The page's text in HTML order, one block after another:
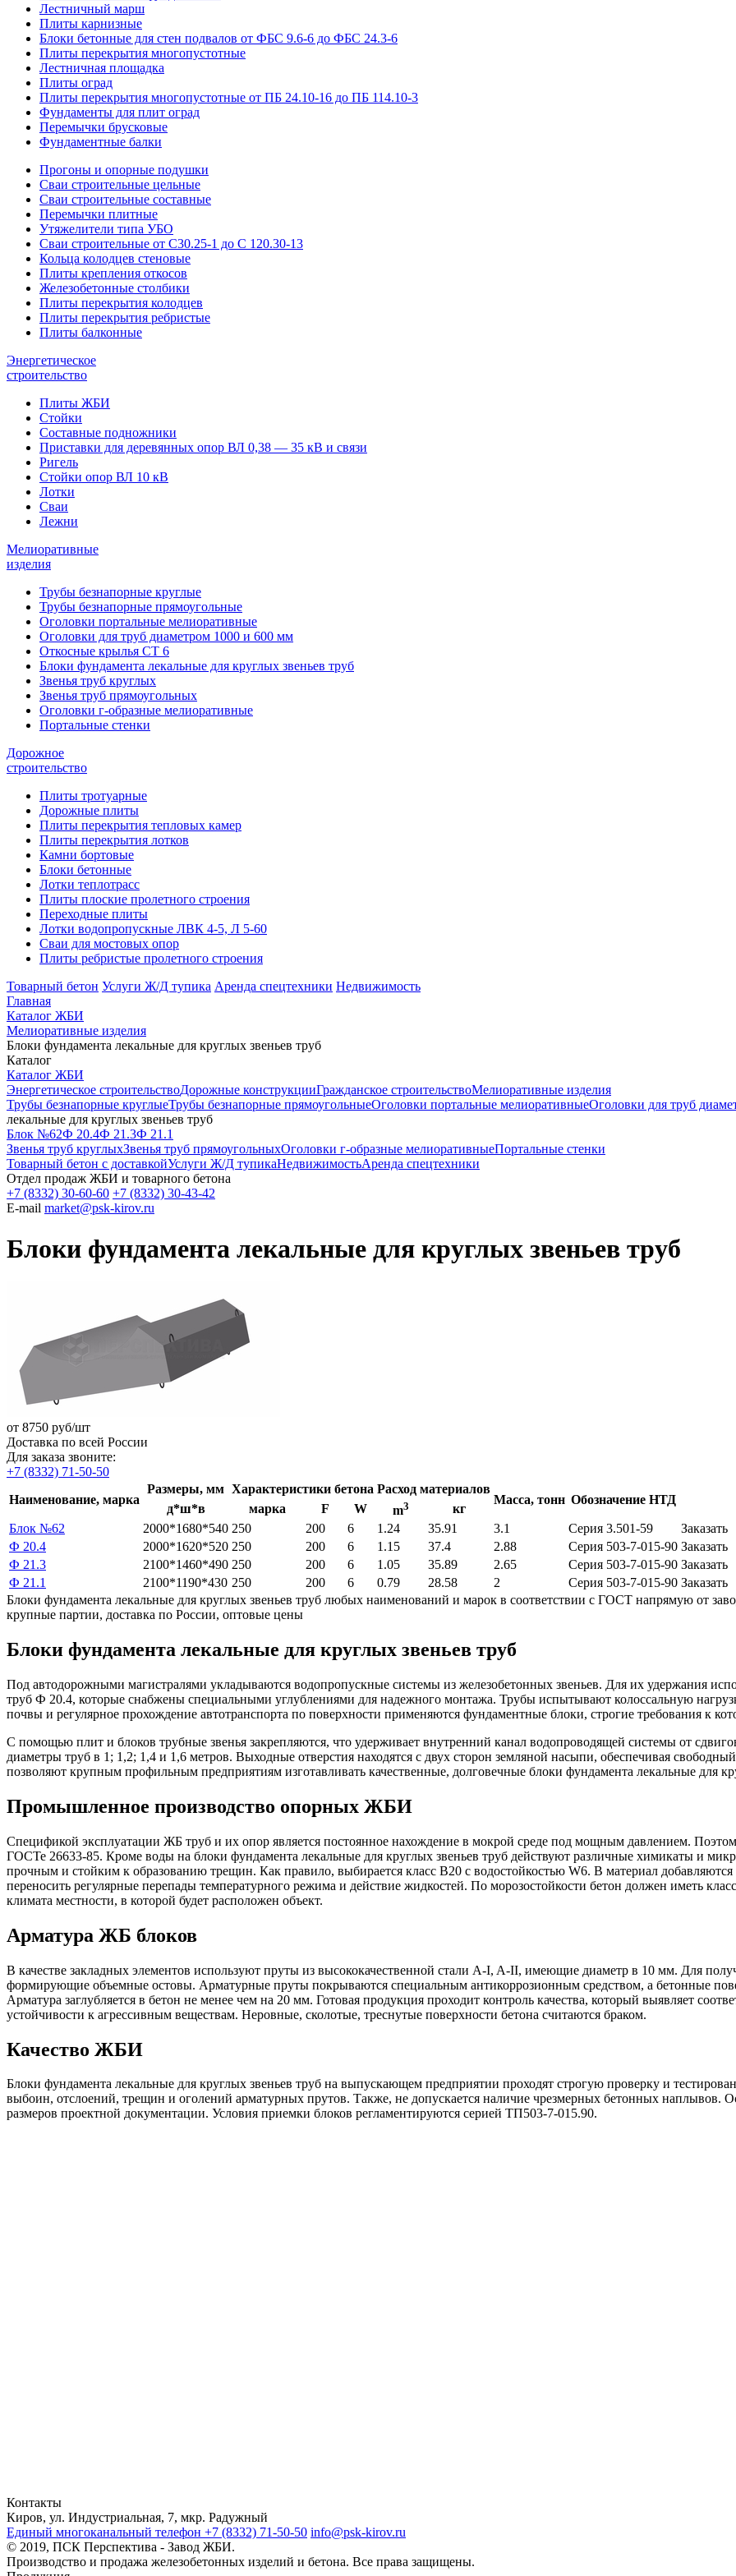
Лестничный марш
Плиты карнизные
Блоки бетонные для стен подвалов от ФБС 9.6-6 до ФБС 24.3-6
Плиты перекрытия многопустотные
Лестничная площадка
Плиты оград
Плиты перекрытия многопустотные от ПБ 24.10-16 до ПБ 114.10-3
Фундаменты для плит оград
Перемычки брусковые
Фундаментные балки
Прогоны и опорные подушки
Сваи строительные цельные
Сваи строительные составные
Перемычки плитные
Утяжелители типа УБО
Сваи строительные от С30.25-1 до С 120.30-13
Кольца колодцев стеновые
Плиты крепления откосов
Железобетонные столбики
Плиты перекрытия колодцев
Плиты перекрытия ребристые
Плиты балконные
Энергетическое
строительство
Плиты ЖБИ
Стойки
Составные подножники
Приставки для деревянных опор ВЛ 0,38 — 35 кВ и связи
Ригель
Стойки опор ВЛ 10 кВ
Лотки
Сваи
Лежни
Мелиоративные
изделия
Трубы безнапорные круглые
Трубы безнапорные прямоугольные
Оголовки портальные мелиоративные
Оголовки для труб диаметром 1000 и 600 мм
Откосные крылья СТ 6
Блоки фундамента лекальные для круглых звеньев труб
Звенья труб круглых
Звенья труб прямоугольных
Оголовки г-образные мелиоративные
Портальные стенки
Дорожное
строительство
Плиты тротуарные
Дорожные плиты
Плиты перекрытия тепловых камер
Плиты перекрытия лотков
Камни бортовые
Блоки бетонные
Лотки теплотрасс
Плиты плоские пролетного строения
Переходные плиты
Лотки водопропускные ЛВК 4-5, Л 5-60
Сваи для мостовых опор
Плиты ребристые пролетного строения
Товарный бетон Услуги Ж/Д тупика Аренда спецтехники Недвижимость
Главная
Каталог ЖБИ
Мелиоративные изделия
Блоки фундамента лекальные для круглых звеньев труб
Каталог
Каталог ЖБИ
Энергетическое строительствоДорожные конструкцииГражданское строительствоМелиоративные изделия
Трубы безнапорные круглыеТрубы безнапорные прямоугольныеОголовки портальные мелиоративныеОголовки для труб
лекальные для круглых звеньев труб
Блок №62Ф 20.4Ф 21.3Ф 21.1
Звенья труб круглыхЗвенья труб прямоугольныхОголовки г-образные мелиоративныеПортальные стенки
Товарный бетон с доставкойУслуги Ж/Д тупикаНедвижимостьАренда спецтехники
Отдел продаж ЖБИ и товарного бетона
+7 (8332) 30-60-60 +7 (8332) 30-43-42
E-mail market@psk-kirov.ru
Блоки фундамента лекальные для круглых звеньев труб
от 8750 руб/шт
Доставка по всей России
Для заказа звоните:
+7 (8332) 71-50-50
Наименование, марка
Размеры, мм Характеристики бетона Расход материалов
Масса, тонн Обозначение НТД
д*ш*в марка F W m3
кг
Блок №62
2000*1680*540 250 200 6 1.24 35.91 3.1 Серия 3.501-59
Заказать
Ф 20.4
2000*1620*520 250 200 6 1.15 37.4 2.88 Серия 503-7-015-90 Заказать
Ф 21.3
2100*1460*490 250 200 6 1.05 35.89 2.65 Серия 503-7-015-90 Заказать
Ф 21.1
2100*1190*430 250 200 6 0.79 28.58 2 Серия 503-7-015-90 Заказать
Блоки фундамента лекальные для круглых звеньев труб любых наименований и марок в соответствии с ГОСТ напрямую от
крупные партии, доставка по России, оптовые цены
Блоки фундамента лекальные для круглых звеньев труб
Под автодорожными магистралями укладываются водопропускные системы из железобетонных звеньев. Для их удержания
труб Ф 20.4, которые снабжены специальными углублениями для надежного монтажа. Трубы испытывают колоссальную
почвы и регулярное прохождение автотранспорта по поверхности применяются фундаментные блоки, строгие требования к
С помощью плит и блоков трубные звенья закрепляются, что удерживает внутренний канал водопроводящей системы от
диаметры труб в 1; 1,2; 1,4 и 1,6 метров. Выходные отверстия находятся с двух сторон земляной насыпи, обеспечивая
позволяют крупным профильным предприятиям изготавливать качественные, долговечные блоки фундамента лекальные для
Промышленное производство опорных ЖБИ
Спецификой эксплуатации ЖБ труб и их опор является постоянное нахождение в мокрой среде под мощным давлением.
ГОСТе 26633-85. Кроме воды на блоки фундамента лекальные для круглых звеньев труб действуют различные химикаты и
прочным и стойким к образованию трещин. Как правило, выбирается класс В20 с водостойкостью W6. В материал
переносить регулярные перепады температурного режима и действие жидкостей. По морозостойкости бетон должен иметь
климата местности, в которой будет расположен объект.
Арматура ЖБ блоков
В качестве закладных элементов используют пруты из высококачественной стали A-I, A-II, имеющие диаметр в 10 мм. Для
формирующие объемные остовы. Арматурные пруты покрываются специальным антикоррозионным средством, а бетонные
Арматура заглубляется в бетон не менее чем на 20 мм. Готовая продукция проходит контроль качества, который выявляет
устойчивости к агрессивным веществам. Неровные, сколотые, треснутые поверхности бетона считаются браком.
Качество ЖБИ
Блоки фундамента лекальные для круглых звеньев труб на выпускающем предприятии проходят строгую проверку и
выбоин, отслоений, трещин и оголений арматурных прутов. Также, не допускается наличие чрезмерных бетонных наплывов.
размеров проектной документации. Условия приемки блоков регламентируются серией ТП503-7-015.90.
Контакты
Киров, ул. Индустриальная, 7, мкр. Радужный
Единый многоканальный телефон +7 (8332) 71-50-50 info@psk-kirov.ru
© 2019, ПСК Перспектива - Завод ЖБИ.
Производство и продажа железобетонных изделий и бетона. Все права защищены.